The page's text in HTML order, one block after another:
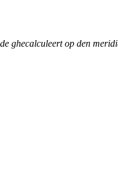
ghecalculeert op den